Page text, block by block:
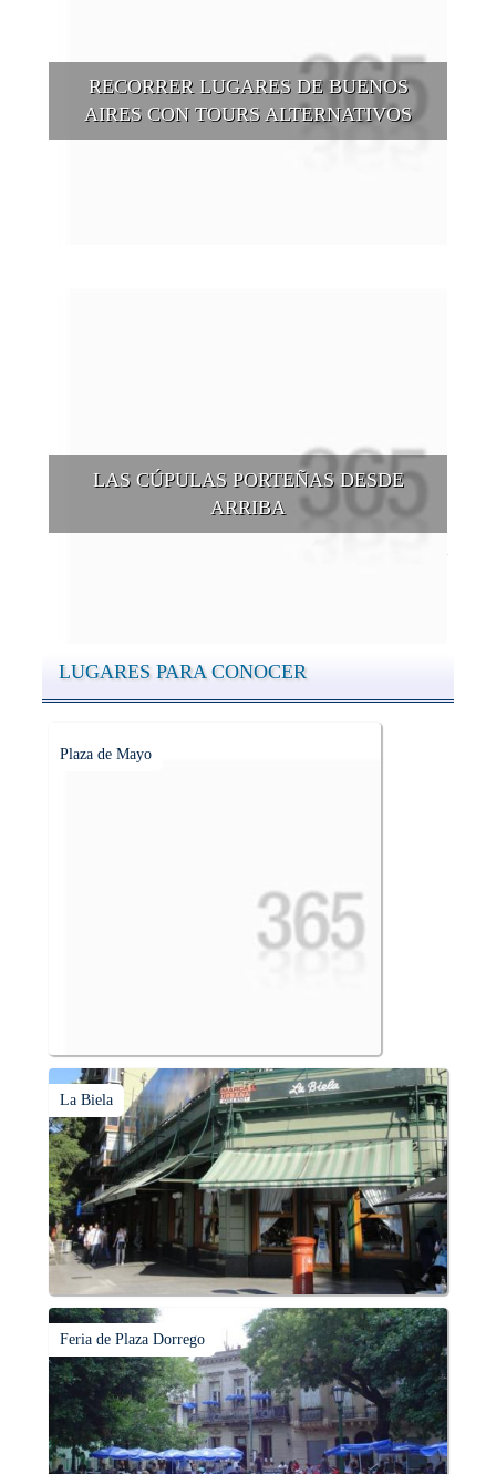
RECORRER LUGARES DE BUENOS
AIRES CON TOURS ALTERNATIVOS
LAS CÚPULAS PORTEÑAS DESDE
ARRIBA
LUGARES PARA CONOCER
Plaza de Mayo
La Biela
Feria de Plaza Dorrego